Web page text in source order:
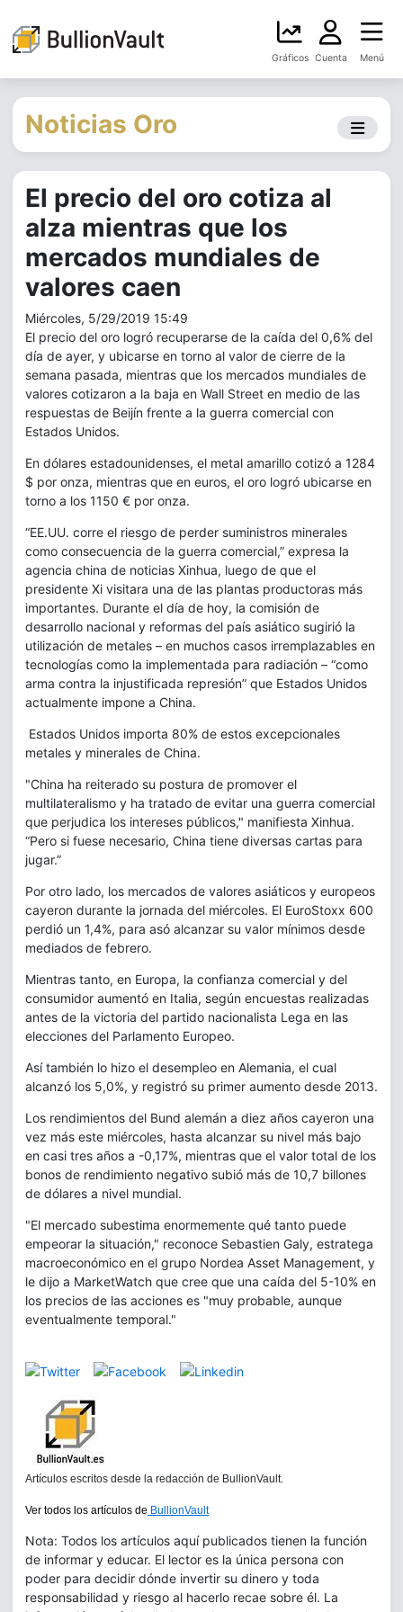
Gráficos Cuenta Menú
Noticias Oro
El precio del oro cotiza al
alza mientras que los
mercados mundiales de
valores caen
Miércoles, 5/29/2019 15:49
El precio del oro logró recuperarse de la caída del 0,6% del
día de ayer, y ubicarse en torno al valor de cierre de la
semana pasada, mientras que los mercados mundiales de
valores cotizaron a la baja en Wall Street en medio de las
respuestas de Beijín frente a la guerra comercial con
Estados Unidos.
En dólares estadounidenses, el metal amarillo cotizó a 1284
$ por onza, mientras que en euros, el oro logró ubicarse en
torno a los 1150 € por onza.
“EE.UU. corre el riesgo de perder suministros minerales
como consecuencia de la guerra comercial,” expresa la
agencia china de noticias Xinhua, luego de que el
presidente Xi visitara una de las plantas productoras más
importantes. Durante el día de hoy, la comisión de
desarrollo nacional y reformas del país asiático sugirió la
utilización de metales – en muchos casos irremplazables en
tecnologías como la implementada para radiación – “como
arma contra la injustificada represión” que Estados Unidos
actualmente impone a China.
Estados Unidos importa 80% de estos excepcionales
metales y minerales de China.
"China ha reiterado su postura de promover el
multilateralismo y ha tratado de evitar una guerra comercial
que perjudica los intereses públicos," manifiesta Xinhua.
“Pero si fuese necesario, China tiene diversas cartas para
jugar.”
Por otro lado, los mercados de valores asiáticos y europeos
cayeron durante la jornada del miércoles. El EuroStoxx 600
perdió un 1,4%, para asó alcanzar su valor mínimos desde
mediados de febrero.
Mientras tanto, en Europa, la confianza comercial y del
consumidor aumentó en Italia, según encuestas realizadas
antes de la victoria del partido nacionalista Lega en las
elecciones del Parlamento Europeo.
Así también lo hizo el desempleo en Alemania, el cual
alcanzó los 5,0%, y registró su primer aumento desde 2013.
Los rendimientos del Bund alemán a diez años cayeron una
vez más este miércoles, hasta alcanzar su nivel más bajo
en casi tres años a -0,17%, mientras que el valor total de los
bonos de rendimiento negativo subió más de 10,7 billones
de dólares a nivel mundial.
"El mercado subestima enormemente qué tanto puede
empeorar la situación," reconoce Sebastien Galy, estratega
macroeconómico en el grupo Nordea Asset Management, y
le dijo a MarketWatch que cree que una caída del 5-10% en
los precios de las acciones es "muy probable, aunque
eventualmente temporal."
Artículos escritos desde la redacción de BullionVault.
Ver todos los artículos de BullionVault
Nota: Todos los artículos aquí publicados tienen la función
de informar y educar. El lector es la única persona con
poder para decidir dónde invertir su dinero y toda
responsabilidad y riesgo al hacerlo recae sobre él. La